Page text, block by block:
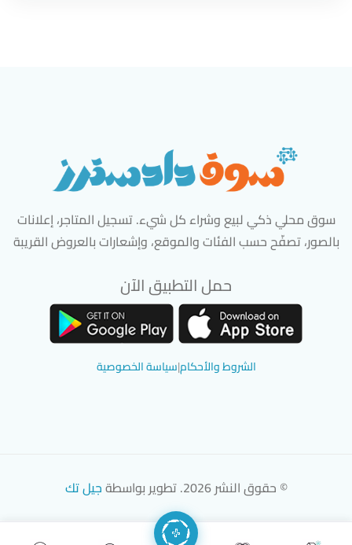
سوق محلي ذكي لبيع وشراء كل شيء. تسجيل المتاجر، إعلانات
بالصور، تصفّح حسب الفئات والموقع، وإشعارات بالعروض القريبة
حمل التطبيق الآن
الشروط والأحكام|سياسة الخصوصية
© حقوق النشر 2026. تطوير بواسطة جيل تك